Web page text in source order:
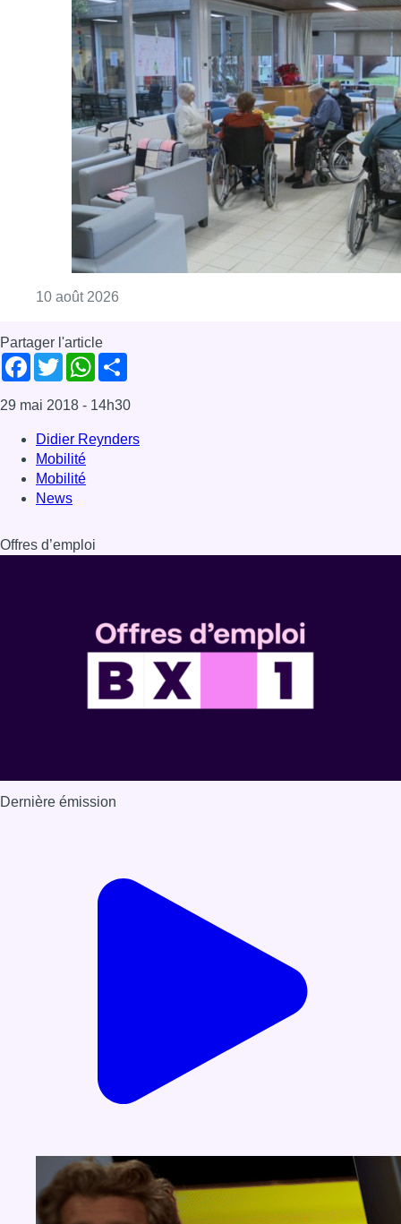
10 août 2026
Partager l'article
Facebook
TwitterWhatsApp
29 mai 2018 - 14h30
Didier Reynders
Mobilité
Mobilité
News
Offres d’emploi
Dernière émission